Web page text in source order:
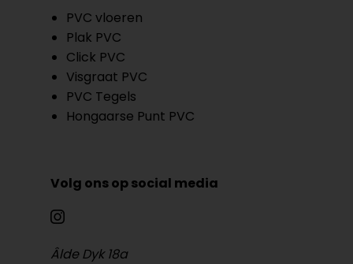
PVC vloeren
Plak PVC
Click PVC
Visgraat PVC
PVC Tegels
Hongaarse Punt PVC
Volg ons op social media
Âlde Dyk 18a